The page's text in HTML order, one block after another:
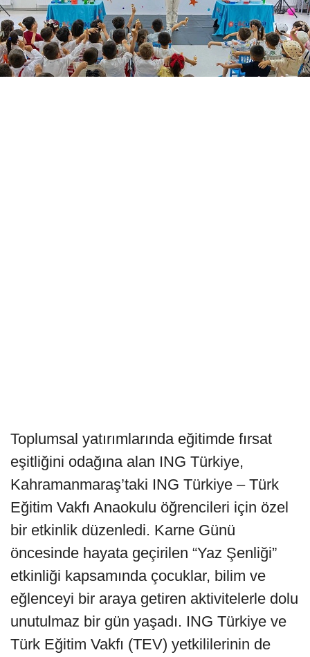
Toplumsal yatırımlarında eğitimde fırsat
eşitliğini odağına alan ING Türkiye,
Kahramanmaraş’taki ING Türkiye – Türk
Eğitim Vakfı Anaokulu öğrencileri için özel
bir etkinlik düzenledi. Karne Günü
öncesinde hayata geçirilen “Yaz Şenliği”
etkinliği kapsamında çocuklar, bilim ve
eğlenceyi bir araya getiren aktivitelerle dolu
unutulmaz bir gün yaşadı. ING Türkiye ve
Türk Eğitim Vakfı (TEV) yetkililerinin de